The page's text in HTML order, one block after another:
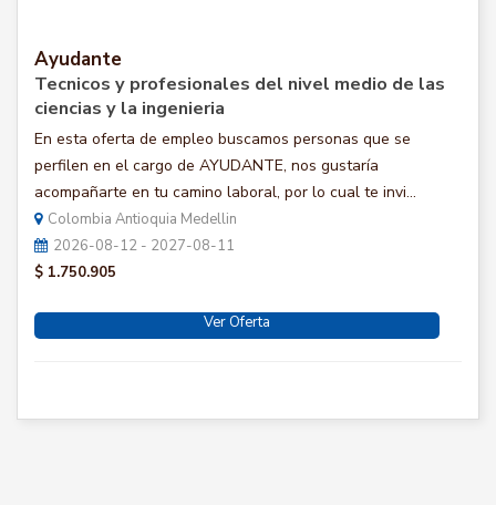
Ayudante
Tecnicos y profesionales del nivel medio de las
ciencias y la ingenieria
En esta oferta de empleo buscamos personas que se
perfilen en el cargo de AYUDANTE, nos gustaría
acompañarte en tu camino laboral, por lo cual te invi...
Colombia Antioquia Medellin
2026-08-12 - 2027-08-11
$ 1.750.905
Ver Oferta